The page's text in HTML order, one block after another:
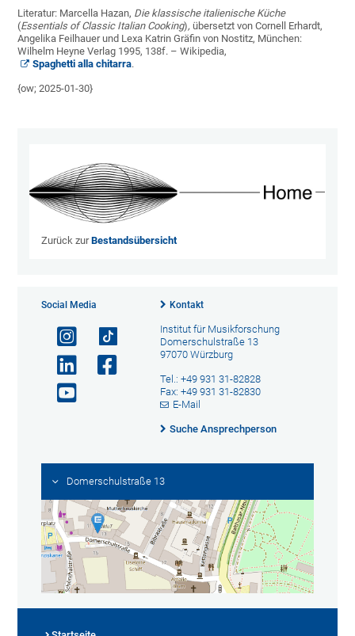
Literatur: Marcella Hazan, Die klassische italienische Küche
(Essentials of Classic Italian Cooking), übersetzt von Cornell Erhardt,
Angelika Feilhauer und Lexa Katrin Gräfin von Nostitz, München:
Wilhelm Heyne Verlag 1995, 138f. – Wikipedia,
Spaghetti alla chitarra.
{ow; 2025-01-30}
Zurück zurBestandsübersicht
Social Media Kontakt
Institut für Musikforschung
Domerschulstraße 13
97070 Würzburg
Tel.: +49 931 31-82828
Fax: +49 931 31-82830
E-Mail
Suche Ansprechperson
Domerschulstraße 13